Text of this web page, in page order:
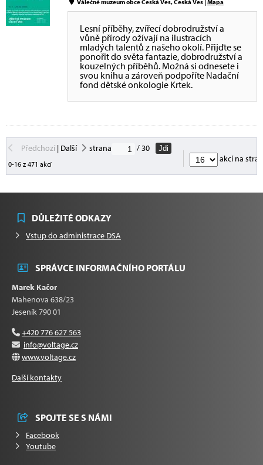
Válečné muzeum obce Česká Ves, Česká Ves |Mapa
Lesní příběhy, zvířecí dobrodružství a
vůně přírody ožívají na ilustracích
mladých talentů z našeho okolí. Přijďte se
ponořit do světa fantazie, dobrodružství a
kouzelných příběhů. Možná si odnesete i
svou knihu a zároveň podpoříte Nadační
fond dětské onkologie Krtek.
Předchozí| Další strana / 30
Jdi
0-16 z 471 akcí
akcí na
DŮLEŽITÉ ODKAZY
Vstup do administrace DSA
SPRÁVCE INFORMAČNÍHO PORTÁLU
Marek Kačor
Mahenova 638/23
Jeseník 790 01
+420 776 627 563
info@voltage.cz
www.voltage.cz
Další kontakty
SPOJTE SE S NÁMI
Facebook
Youtube